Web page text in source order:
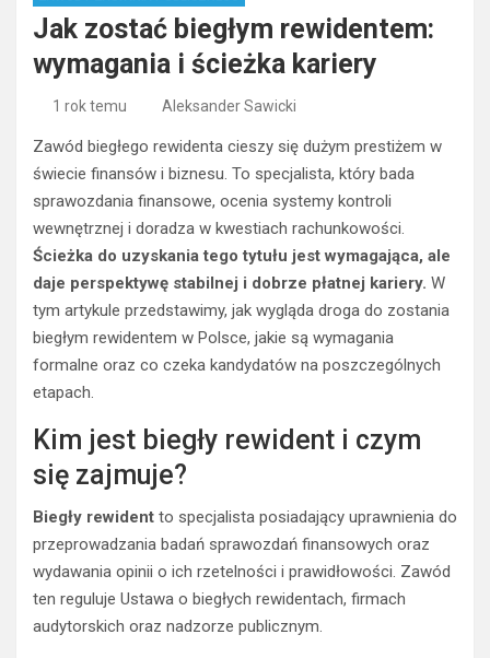
Jak zostać biegłym rewidentem:
wymagania i ścieżka kariery
1 rok temu Aleksander Sawicki
Zawód biegłego rewidenta cieszy się dużym prestiżem w
świecie finansów i biznesu. To specjalista, który bada
sprawozdania finansowe, ocenia systemy kontroli
wewnętrznej i doradza w kwestiach rachunkowości.
Ścieżka do uzyskania tego tytułu jest wymagająca, ale
daje perspektywę stabilnej i dobrze płatnej kariery. W
tym artykule przedstawimy, jak wygląda droga do zostania
biegłym rewidentem w Polsce, jakie są wymagania
formalne oraz co czeka kandydatów na poszczególnych
etapach.
Kim jest biegły rewident i czym
się zajmuje?
Biegły rewident to specjalista posiadający uprawnienia do
przeprowadzania badań sprawozdań finansowych oraz
wydawania opinii o ich rzetelności i prawidłowości. Zawód
ten reguluje Ustawa o biegłych rewidentach, firmach
audytorskich oraz nadzorze publicznym.